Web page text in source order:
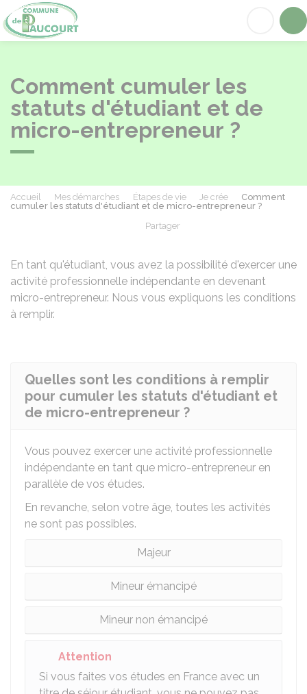
Comment cumuler les
statuts d'étudiant et de
micro-entrepreneur ?
Accueil Mes démarches Étapes de vie Je crée
Comment
cumuler les statuts d'étudiant et de micro-entrepreneur ?
Partager
En tant qu'étudiant, vous avez la possibilité d'exercer une
activité professionnelle indépendante en devenant
micro-entrepreneur. Nous vous expliquons les conditions
à remplir.
Quelles sont les conditions à remplir
pour cumuler les statuts d'étudiant et
de micro-entrepreneur ?
Vous pouvez exercer une activité professionnelle
indépendante en tant que micro-entrepreneur en
parallèle de vos études.
En revanche, selon votre âge, toutes les activités
ne sont pas possibles.
Majeur
Mineur émancipé
Mineur non émancipé
Attention
Si vous faites vos études en France avec un